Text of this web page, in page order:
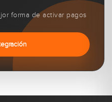
forma de activar pagos